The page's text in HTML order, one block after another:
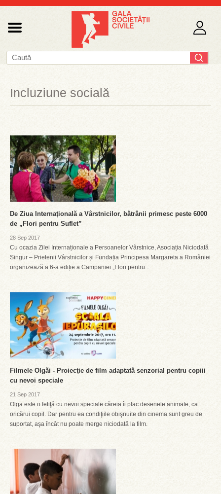
Incluziune socială
De Ziua Internațională a Vârstnicilor, bătrânii primesc peste 6000
de „Flori pentru Suflet”
28 Sep 2017
Cu ocazia Zilei Internaționale a Persoanelor Vârstnice, Asociația Niciodată
Singur – Prietenii Vârstnicilor și Fundația Principesa Margareta a României
organizează a 6-a ediție a Campaniei „Flori pentru...
Filmele Olgăi - Proiecţie de film adaptată senzorial pentru copiii
cu nevoi speciale
21 Sep 2017
Olga este o fetiţă cu nevoi speciale căreia îi plac desenele animate, ca
oricărui copil. Dar pentru ea condiţiile obişnuite din cinema sunt greu de
suportat, aşa încât nu poate merge niciodată la film.